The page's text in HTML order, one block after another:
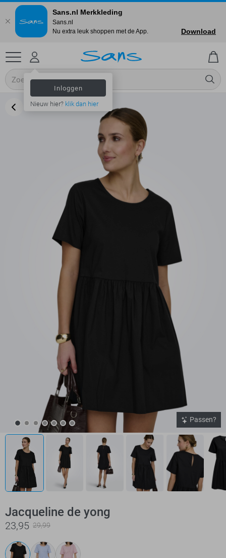
Inloggen
Nieuw hier? klik dan hier
Passen?
Jacqueline de yong
23,95 29,99
Sans.nl Merkkleding
Sans.nl
Nu extra leuk shoppen met de App.
Download